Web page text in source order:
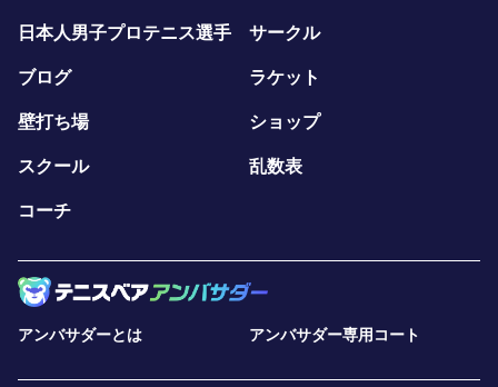
日本人男子プロテニス選手 サークル
ブログ ラケット
壁打ち場 ショップ
スクール 乱数表
コーチ
アンバサダーとは アンバサダー専用コート